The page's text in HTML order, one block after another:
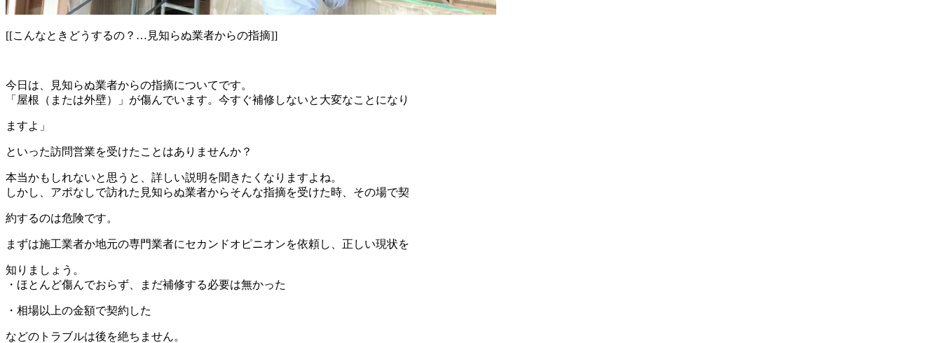
[[こんなときどうするの？…見知らぬ業者からの指摘]]
今日は、見知らぬ業者からの指摘についてです。
「屋根（または外壁）」が傷んでいます。今すぐ補修しないと大変なことになり
ますよ」
といった訪問営業を受けたことはありませんか？
本当かもしれないと思うと、詳しい説明を聞きたくなりますよね。
しかし、アポなしで訪れた見知らぬ業者からそんな指摘を受けた時、その場で契
約するのは危険です。
まずは施工業者か地元の専門業者にセカンドオピニオンを依頼し、正しい現状を
知りましょう。
・ほとんど傷んでおらず、まだ補修する必要は無かった
・相場以上の金額で契約した
などのトラブルは後を絶ちません。